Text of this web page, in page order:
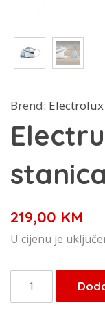
Brend: Electrolux
219,00 KM
U cijenu je
Electrulux
parna